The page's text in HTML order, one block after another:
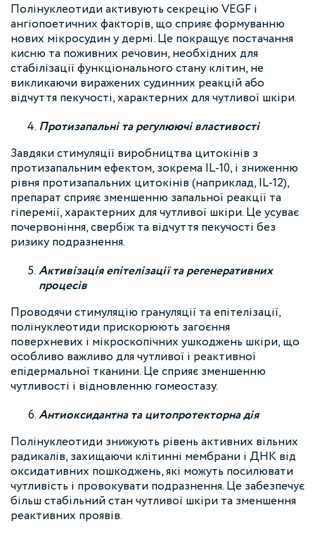
Полінуклеотиди активують секрецію VEGF і
ангіопоетичних факторів, що сприяє формуванню
нових мікросудин у дермі. Це покращує постачання
кисню та поживних речовин, необхідних для
стабілізації функціонального стану клітин, не
викликаючи виражених судинних реакцій або
відчуття пекучості, характерних для чутливої шкіри.
Протизапальні та регулюючі властивості
Завдяки стимуляції виробництва цитокінів з
протизапальним ефектом, зокрема IL-10, і зниженню
рівня протизапальних цитокінів (наприклад, IL-12),
препарат сприяє зменшенню запальної реакції та
гіперемії, характерних для чутливої шкіри. Це усуває
почервоніння, свербіж та відчуття пекучості без
ризику подразнення.
Активізація епітелізації та регенеративних
процесів
Проводячи стимуляцію грануляції та епітелізації,
полінуклеотиди прискорюють загоєння
поверхневих і мікроскопічних ушкоджень шкіри, що
особливо важливо для чутливої і реактивної
епідермальної тканини. Це сприяє зменшенню
чутливості і відновленню гомеостазу.
Антиоксидантна та цитопротекторна дія
Полінуклеотиди знижують рівень активних вільних
радикалів, захищаючи клітинні мембрани і ДНК від
оксидативних пошкоджень, які можуть посилювати
чутливість і провокувати подразнення. Це забезпечує
більш стабільний стан чутливої шкіри та зменшення
реактивних проявів.